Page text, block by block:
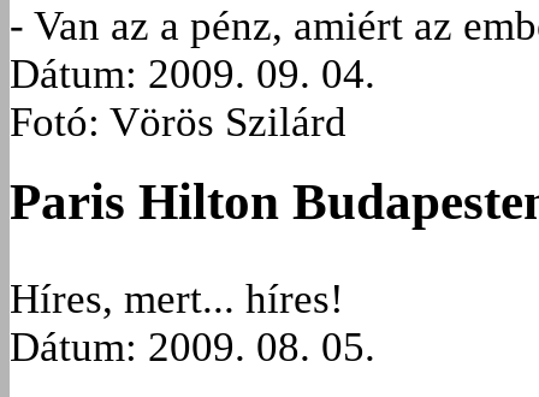
- Van az a pénz, amiért az
Dátum: 2009. 09. 04.
Fotó: Vörös Szilárd
Paris Hilton
Híres, mert... híres!
Dátum: 2009. 08. 05.